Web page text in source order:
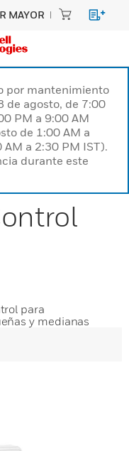
MAYOR
por mantenimiento
de agosto, de 7:00
PM a 9:00 AM
de 1:00 AM a
AM a 2:30 PM IST).
durante este
para
y medianas